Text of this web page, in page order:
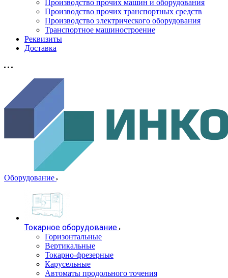
Производство прочих машин и оборудования
Производство прочих транспортных средств
Производство электрического оборудования
Транспортное машиностроение
Реквизиты
Доставка
Оборудование
Токарное оборудование
Горизонтальные
Вертикальные
Токарно-фрезерные
Карусельные
Автоматы продольного точения